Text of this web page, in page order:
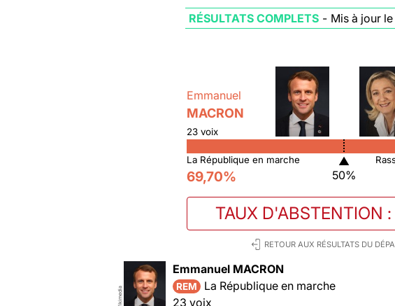
RÉSULTATS COMPLETS - Mis à jour
Emmanuel
MACRON
23 voix
La République en marche
69,70%
▲
50%
TAUX D'ABSTENTION :
RETOUR AUX RÉSULTATS DU
Wikimedia
Emmanuel MACRON
REM
La République en marche
23 voix